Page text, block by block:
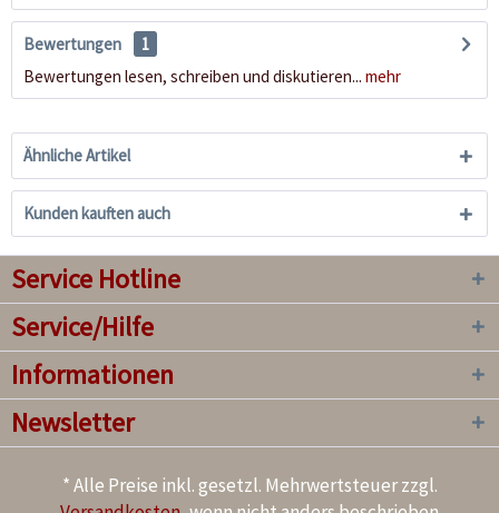
Bewertungen
1
Bewertungen lesen, schreiben und diskutieren... mehr
Ähnliche Artikel
Kunden kauften auch
Service Hotline
Service/Hilfe
Informationen
Newsletter
* Alle Preise inkl. gesetzl. Mehrwertsteuer zzgl.